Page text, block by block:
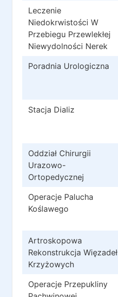
Leczenie
Niedokrwistości W
Przebiegu Przewlekłej
Niewydolności Nerek
Poradnia Urologiczna
Stacja Dializ
Oddział Chirurgii
Urazowo-
Ortopedycznej
Operacje Palucha
Koślawego
Artroskopowa
Rekonstrukcja Więzadeł
Krzyżowych
Operacje Przepukliny